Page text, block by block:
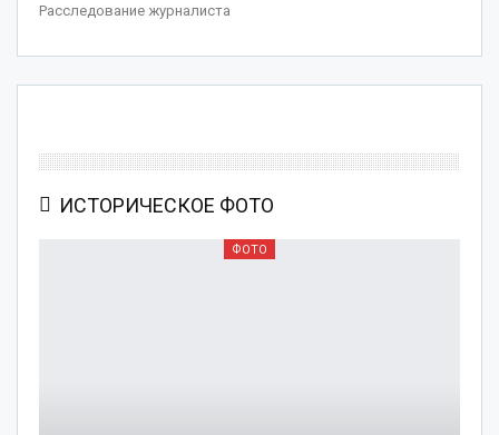
Расследование журналиста
ИСТОРИЧЕСКОЕ ФОТО
ФОТО